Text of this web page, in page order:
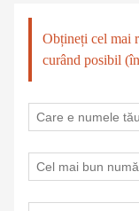
Obțineți cel mai
curând posibil